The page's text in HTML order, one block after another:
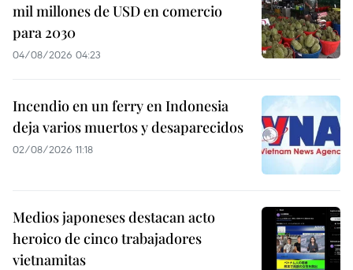
mil millones de USD en comercio
para 2030
04/08/2026 04:23
Incendio en un ferry en Indonesia
deja varios muertos y desaparecidos
02/08/2026 11:18
Medios japoneses destacan acto
heroico de cinco trabajadores
vietnamitas